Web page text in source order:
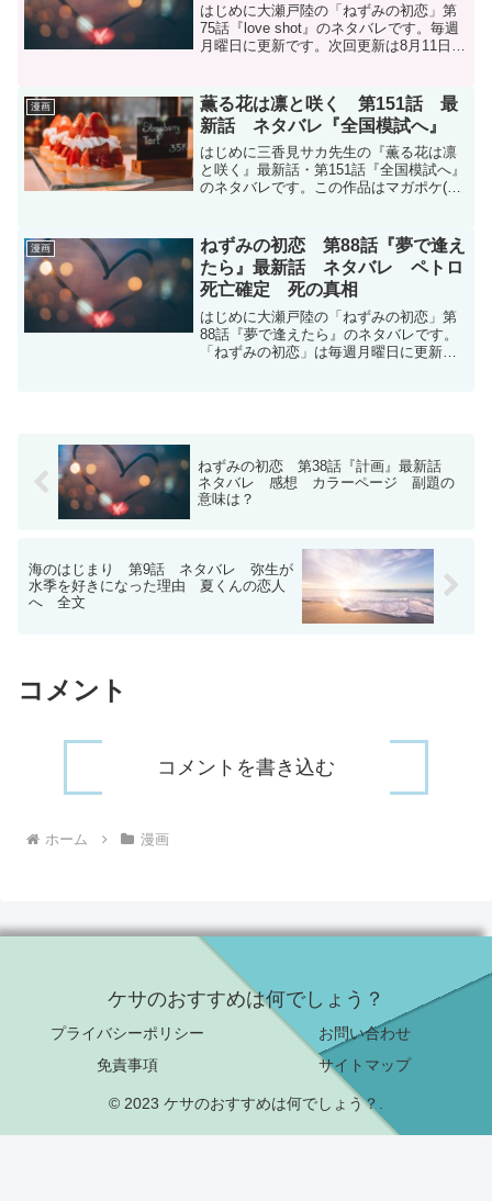
はじめに大瀬戸陸の「ねずみの初恋」第
75話『love shot』のネタバレです。毎週
月曜日に更新です。次回更新は8月11日予
画アプリねずみの初...
漫画
薫る花は凛と咲く 第151話 最
新話 ネタバレ『全国模試へ』
はじめに三香見サカ先生の『薫る花は凛
と咲く』最新話・第151話『全国模試へ』
のネタバレです。この作品はマガポケ(マ
曜日予定です。現在、コミックスは16巻
まで発売中で...
漫画
ねずみの初恋 第88話『夢で逢え
たら』最新話 ネタバレ ペトロ
死亡確定 死の真相
はじめに大瀬戸陸の「ねずみの初恋」第
88話『夢で逢えたら』のネタバレです。
「ねずみの初恋」は毎週月曜日に更新で
ねずみの初恋 第38話『計画』最新話
ネタバレ 感想 カラーページ 副題の
意味は？
海のはじまり 第9話 ネタバレ 弥生が
水季を好きになった理由 夏くんの恋人
へ 全文
コメント
コメントを書き込む
ホーム 漫画
ケサのおすすめは何でしょう？
プライバシーポリシー
お問い合わせ
免責事項
サイトマップ
© 2023 ケサのおすすめは何でしょう？.